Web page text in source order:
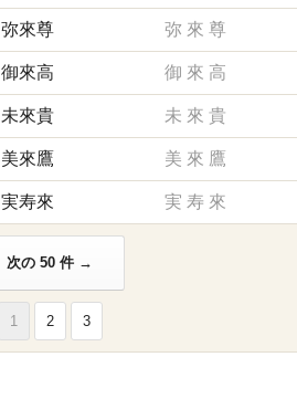
弥來尊 弥 來 尊
御來高 御 來 高
未來貴 未 來 貴
美來鷹 美 來 鷹
実寿來 実 寿 來
次の 50 件 →
1 2 3